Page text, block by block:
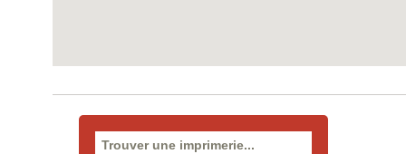
Rechercher